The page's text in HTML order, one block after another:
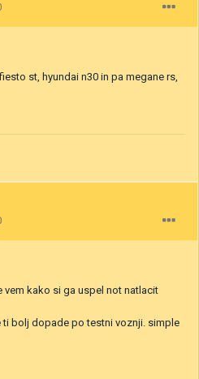
st, hyundai n30 in pa megane rs,
vem kako si ga uspel not natlacit
ti bolj dopade po testni voznji. simple